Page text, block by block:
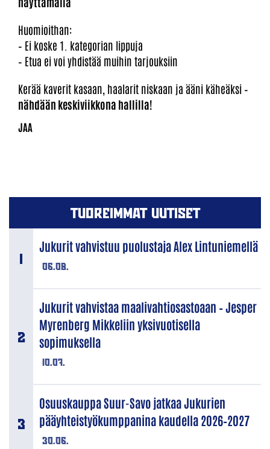
Huomioithan:
– Ei koske 1. kategorian lippuja
– Etua ei voi yhdistää muihin tarjouksiin
Kerää kaverit kasaan, haalarit niskaan ja ääni käheäksi –
nähdään keskiviikkona hallilla!
TUOREIMMAT UUTISET
06.08.
Jukurit vahvistuu puolustaja Alex Lintuniemellä
10.07.
Jukurit vahvistaa maalivahtiosastoaan – Jesper
Myrenberg Mikkeliin yksivuotisella
sopimuksella
30.06.
Osuuskauppa Suur-Savo jatkaa Jukurien
pääyhteistyökumppanina kaudella 2026–2027